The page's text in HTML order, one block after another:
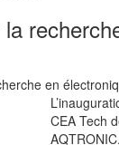
CEA Tech